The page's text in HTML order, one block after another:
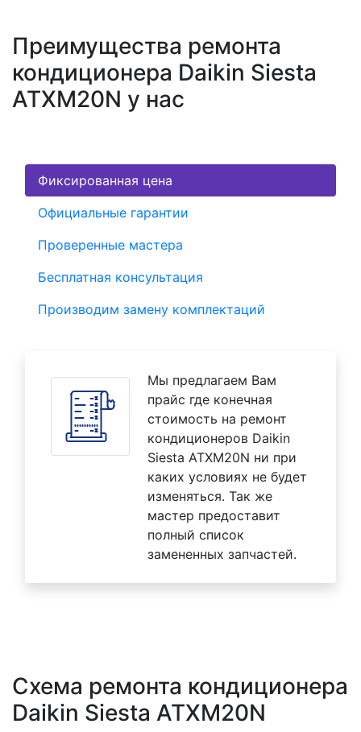
Преимущества ремонта
кондиционера Daikin Siesta
ATXM20N у нас
Фиксированная цена
Официальные гарантии
Проверенные мастера
Бесплатная консультация
Производим замену комплектаций
Мы предлагаем Вам
прайс где конечная
стоимость на ремонт
кондиционеров Daikin
Siesta ATXM20N ни при
каких условиях не будет
изменяться. Так же
мастер предоставит
полный список
замененных запчастей.
Схема ремонта кондиционера
Daikin Siesta ATXM20N